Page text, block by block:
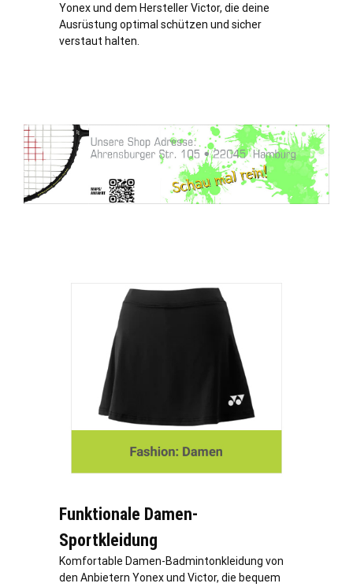
Yonex und dem Hersteller Victor, die deine
Ausrüstung optimal schützen und sicher
verstaut halten.
Funktionale Damen-
Sportkleidung
Komfortable Damen-Badmintonkleidung von
den Anbietern Yonex und Victor, die bequem